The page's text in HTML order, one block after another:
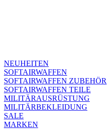
NEUHEITEN
SOFTAIRWAFFEN
SOFTAIRWAFFEN ZUBEHÖR
SOFTAIRWAFFEN TEILE
MILITÄRAUSRÜSTUNG
MILITÄRBEKLEIDUNG
SALE
MARKEN